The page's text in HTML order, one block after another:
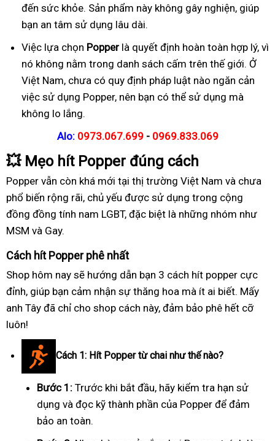
đến sức khỏe. Sản phẩm này không gây nghiện, giúp
bạn an tâm sử dụng lâu dài.
Việc lựa chọn Popper là quyết định hoàn toàn hợp lý, vì
nó không nằm trong danh sách cấm trên thế giới. Ở
Việt Nam, chưa có quy định pháp luật nào ngăn cản
việc sử dụng Popper, nên bạn có thể sử dụng mà
không lo lắng.
Alo: 0973.067.699 - 0969.833.069
💥 Mẹo hít Popper đúng cách
Popper vẫn còn khá mới tại thị trường Việt Nam và chưa
phổ biến rộng rãi, chủ yếu được sử dụng trong cộng
đồng đồng tính nam LGBT, đặc biệt là những nhóm như
MSM và Gay.
Cách hít Popper phê nhất
Shop hôm nay sẽ hướng dẫn bạn 3 cách hít popper cực
đỉnh, giúp bạn cảm nhận sự thăng hoa mà ít ai biết. Mấy
anh Tây đã chỉ cho shop cách này, đảm bảo phê hết cỡ
luôn!
Cách 1: Hít Popper từ chai như thế nào?
Bước 1: Trước khi bắt đầu, hãy kiểm tra hạn sử
dụng và đọc kỹ thành phần của Popper để đảm
bảo an toàn.